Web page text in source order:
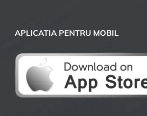
APLICATIA PENTRU MOBIL